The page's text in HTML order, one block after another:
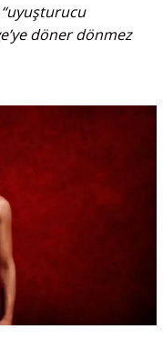
döner dönmez